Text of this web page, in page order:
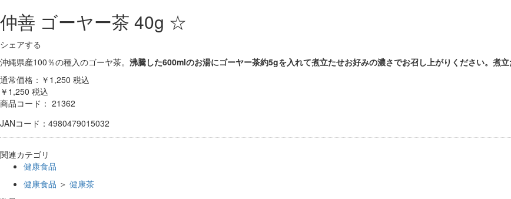
仲善 ゴーヤー茶 40g ☆
シェアする
沖縄県産100％の種入のゴーヤ茶。 沸騰した600mlのお湯にゴーヤー茶約5gを入れて煮立たせお好みの濃さでお召し上がりください。煮
通常価格：￥1,250 税込
￥1,250 税込
商品コード： 21362
JANコード：4980479015032
関連カテゴリ
健康食品
健康食品 ＞ 健康茶